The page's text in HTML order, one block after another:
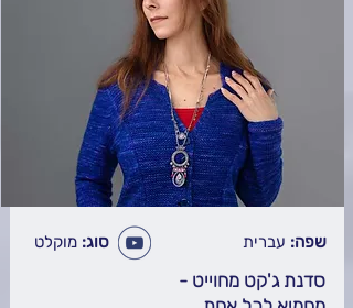
סוג:מוקלט שפה: עברית
סדנת ג'קט מחוייט -